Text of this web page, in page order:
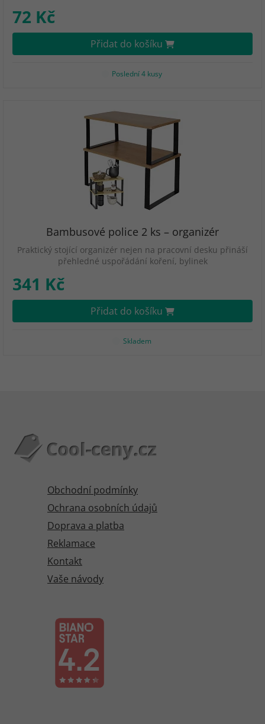
72 Kč
Přidat do košíku
Poslední 4 kusy
Bambusové police 2 ks – organizér
Praktický stojící organizér nejen na pracovní desku přináší
přehledné uspořádání koření, bylinek
341 Kč
Přidat do košíku
Skladem
Obchodní podmínky
Ochrana osobních údajů
Doprava a platba
Reklamace
Kontakt
Vaše návody